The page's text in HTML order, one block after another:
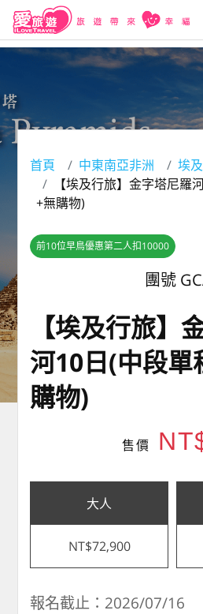
首頁 中東南亞非洲
埃及
【埃及行旅】金字塔尼羅
+無購物)
前10位早鳥優惠第二人扣10000
團號
【埃及行旅】
河10日(中段單
購物)
售價
大人
NT$72,900
報名截止：2026/07/16